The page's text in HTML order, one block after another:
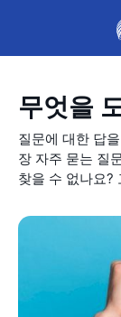
무엇을
질문에 대한 답
장 자주 묻는 질
찾을 수 없나요?